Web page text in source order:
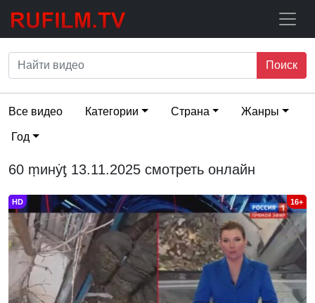
Поиск
Все видео Категории Страна Жанры
Год
60 ṃинẏƫ 13.11.2025 смотреть онлайн
HD 16+